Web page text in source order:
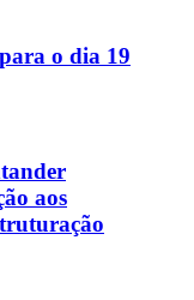
o dia 19
aos